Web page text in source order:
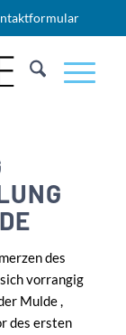
des
vorrangig
Mulde ,
des ersten